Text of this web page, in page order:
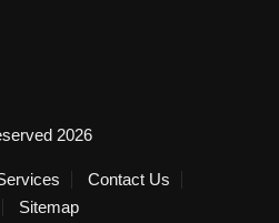
2026
Contact Us
Sitemap